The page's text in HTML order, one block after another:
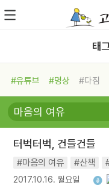
태
#유튜브 #명상 #다짐
#비전캠프
#독서캠프 #
#희망
#나눔 #친구 #
#독서
#건강 #면역력
터벅터벅, 건들건들
#마음의 여유 #산책
2017.10.16. 월요일